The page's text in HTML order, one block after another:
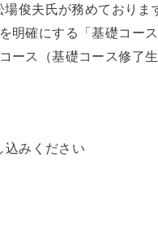
俊夫氏が務めておりま
明確にする「基礎コー
ース（基礎コース修了生
込みください